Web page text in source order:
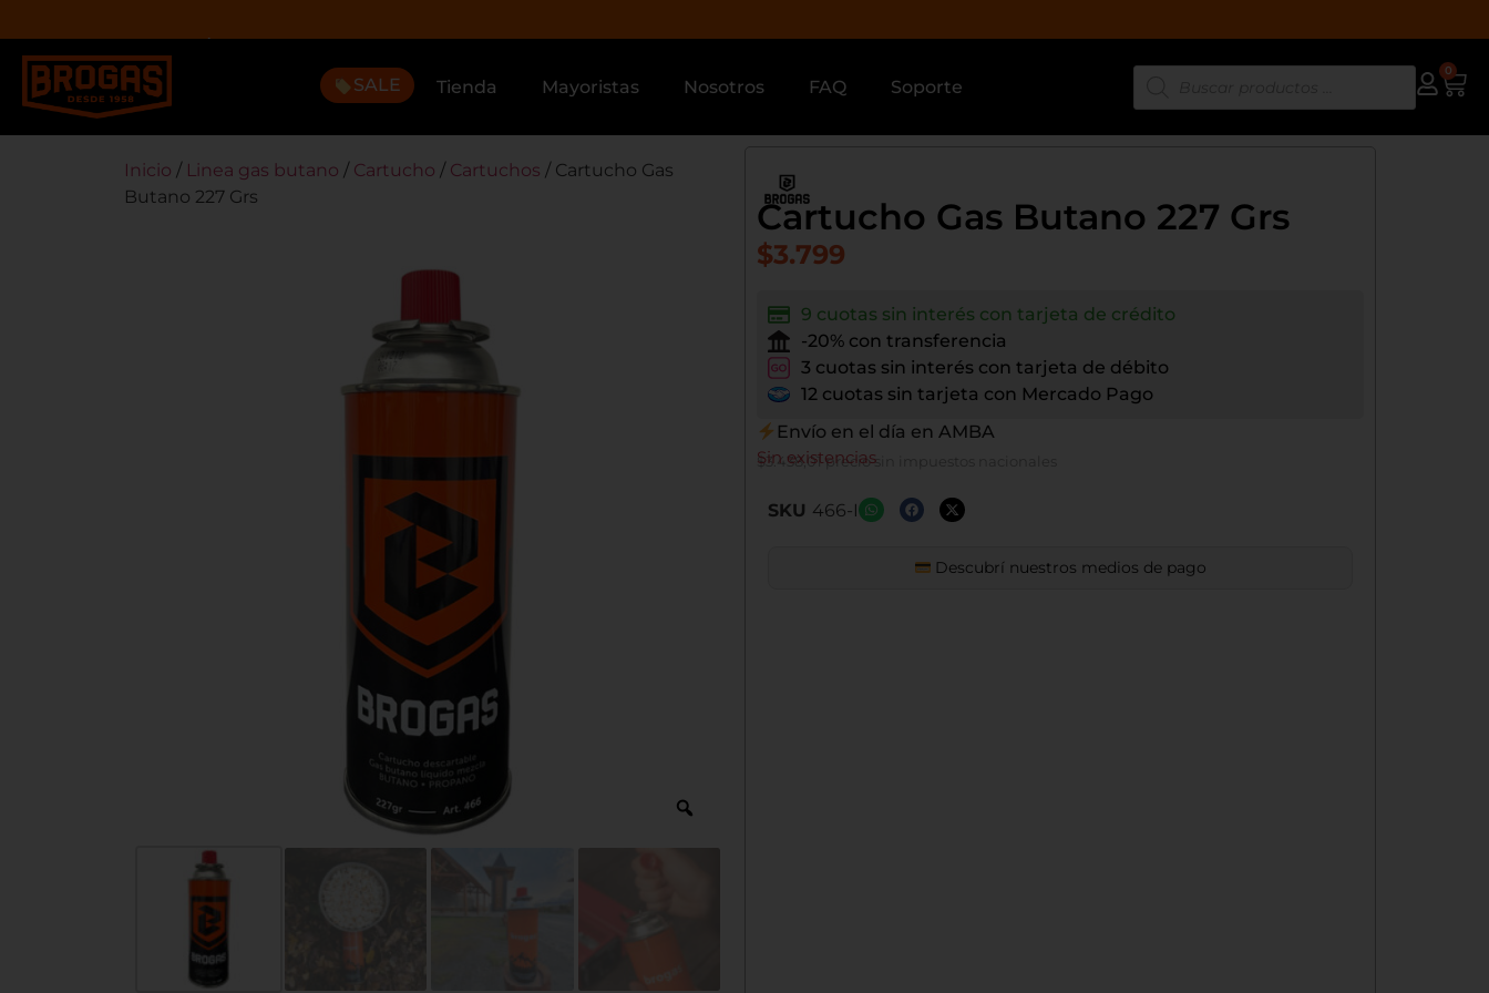
SALE Tienda Mayoristas Nosotros FAQ Soporte
0
Inicio / Linea gas butano / Cartucho / Cartuchos / Cartucho Gas
Butano 227 Grs
Cartucho Gas Butano 227 Grs
$3.799
9 cuotas sin interés con tarjeta de crédito
-20% con transferencia
3 cuotas sin interés con tarjeta de débito
12 cuotas sin tarjeta con Mercado Pago
Envío en el día en AMBA
$3.438,01precio sin impuestos nacionales
Sin existencias
SKU 466-I
Descubrí nuestros medios de pago